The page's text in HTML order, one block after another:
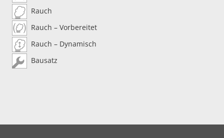
Rauch
Rauch – Vorbereitet
Rauch – Dynamisch
Bausatz